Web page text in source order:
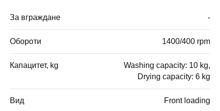
За вграждане -
Обороти 1400/400 rpm
Капацитет, kg
Washing capacity: 10 kg,
Drying capacity: 6 kg
Вид Front loading